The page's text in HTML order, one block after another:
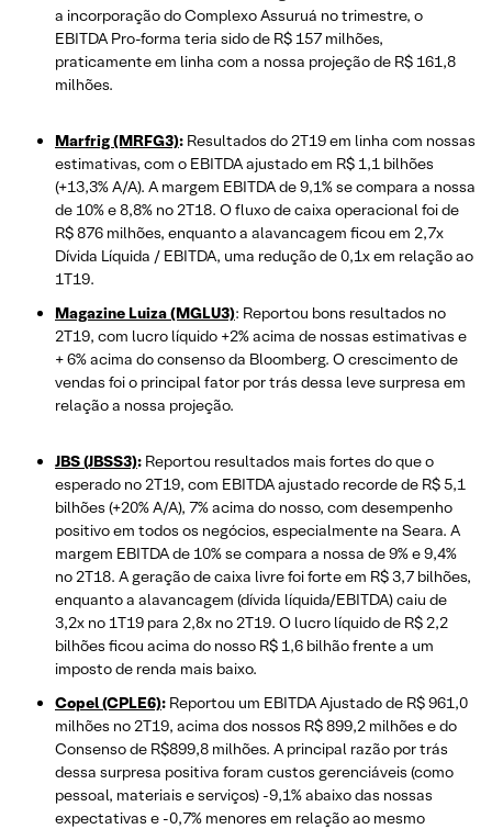
a incorporação do Complexo Assuruá no trimestre, o
EBITDA Pro-forma teria sido de R$ 157 milhões,
praticamente em linha com a nossa projeção de R$ 161,8
milhões.
Marfrig (MRFG3): Resultados do 2T19 em linha com nossas
estimativas, com o EBITDA ajustado em R$ 1,1 bilhões
(+13,3% A/A). A margem EBITDA de 9,1% se compara a nossa
de 10% e 8,8% no 2T18. O fluxo de caixa operacional foi de
R$ 876 milhões, enquanto a alavancagem ficou em 2,7x
Dívida Líquida / EBITDA, uma redução de 0,1x em relação ao
1T19.
Magazine Luiza (MGLU3): Reportou bons resultados no
2T19, com lucro líquido +2% acima de nossas estimativas e
+ 6% acima do consenso da Bloomberg. O crescimento de
vendas foi o principal fator por trás dessa leve surpresa em
relação a nossa projeção.
JBS (JBSS3): Reportou resultados mais fortes do que o
esperado no 2T19, com EBITDA ajustado recorde de R$ 5,1
bilhões (+20% A/A), 7% acima do nosso, com desempenho
positivo em todos os negócios, especialmente na Seara. A
margem EBITDA de 10% se compara a nossa de 9% e 9,4%
no 2T18. A geração de caixa livre foi forte em R$ 3,7 bilhões,
enquanto a alavancagem (dívida líquida/EBITDA) caiu de
3,2x no 1T19 para 2,8x no 2T19. O lucro líquido de R$ 2,2
bilhões ficou acima do nosso R$ 1,6 bilhão frente a um
imposto de renda mais baixo.
Copel (CPLE6): Reportou um EBITDA Ajustado de R$ 961,0
milhões no 2T19, acima dos nossos R$ 899,2 milhões e do
Consenso de R$899,8 milhões. A principal razão por trás
dessa surpresa positiva foram custos gerenciáveis (como
pessoal, materiais e serviços) -9,1% abaixo das nossas
expectativas e -0,7% menores em relação ao mesmo